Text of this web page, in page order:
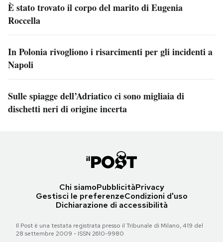
È stato trovato il corpo del marito di Eugenia
Roccella
In Polonia rivogliono i risarcimenti per gli incidenti a
Napoli
Sulle spiagge dell’Adriatico ci sono migliaia di
dischetti neri di origine incerta
Chi siamoPubblicitàPrivacy
Gestisci le preferenzeCondizioni d'uso
Dichiarazione di accessibilità
Il Post è una testata registrata presso il Tribunale di Milano, 419 del
28 settembre 2009 - ISSN 2610-9980